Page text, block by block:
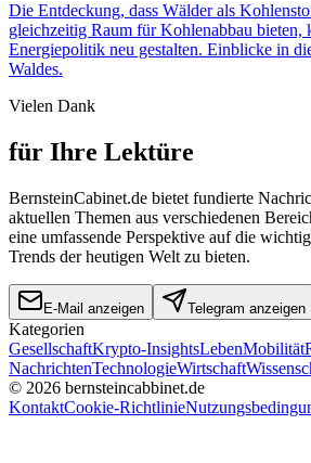
Die Entdeckung, dass Wälder als
gleichzeitig Raum für Kohlenabbau bieten,
Energiepolitik neu gestalten. Einblicke in
Waldes.
Vielen Dank
für Ihre Lektüre
BernsteinCabinet.de bietet fundierte
aktuellen Themen aus verschiedenen
eine umfassende Perspektive auf die
Trends der heutigen Welt zu bieten.
E-Mail anzeigen Telegram anzeigen
Kategorien
GesellschaftKrypto-InsightsLebenMobilität
NachrichtenTechnologieWirtschaft
© 2026 bernsteincabbinet.de
KontaktCookie-Richtlinie